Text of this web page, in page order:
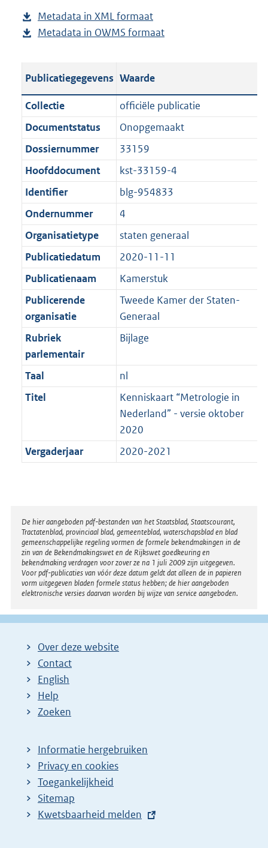
p
u
l
c
t
i
e
n
f
o
r
m
a
a
t
g
r
o
t
:
6
6
K
b
Metadata in XML formaat
e
a
n
d
s
r
o
o
t
e
1
K
b
Metadata in OWMS formaat
a
n
d
g
r
o
t
t
e
:
1
K
b
Publicatiegegevens Waarde
Collectie
officiële publicatie
Documentstatus
Onopgemaakt
Dossiernummer
33159
Hoofddocument
kst-33159-4
Identifier
blg-954833
Ondernummer
4
Organisatietype
staten generaal
Publicatiedatum
2020-11-11
Publicatienaam
Kamerstuk
Publicerende
organisatie
Tweede Kamer der Staten-
Generaal
Rubriek
parlementair
Bijlage
Taal
nl
Titel
Kenniskaart “Metrologie in
Nederland” - versie oktober
2020
Vergaderjaar
2020-2021
Disclaimer
De hier aangeboden pdf-bestanden van het Staatsblad, Staatscourant,
Tractatenblad, provinciaal blad, gemeenteblad, waterschapsblad en blad
gemeenschappelijke regeling vormen de formele bekendmakingen in de
zin van de Bekendmakingswet en de Rijkswet goedkeuring en
bekendmaking verdragen voor zover ze na 1 juli 2009 zijn uitgegeven.
Voor pdf-publicaties van vóór deze datum geldt dat alleen de in papieren
vorm uitgegeven bladen formele status hebben; de hier aangeboden
elektronische versies daarvan worden bij wijze van service aangeboden.
Over deze website
Contact
English
Help
Zoeken
Informatie hergebruiken
Privacy en cookies
Toegankelijkheid
Sitemap
E
Kwetsbaarheid melden